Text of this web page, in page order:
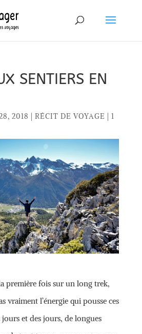
SENTIERS EN
2018 RÉCIT DE VOYAGE
1
première fois sur un long trek,
vraiment l’énergie qui pousse ces
jours et des jours, de longues